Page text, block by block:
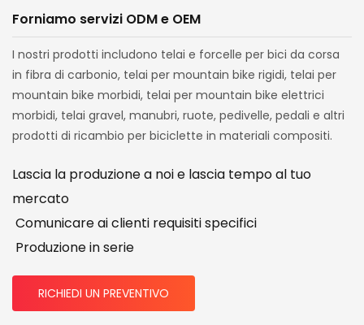
Forniamo servizi ODM e OEM
I nostri prodotti includono telai e forcelle per bici da corsa
in fibra di carbonio, telai per mountain bike rigidi, telai per
mountain bike morbidi, telai per mountain bike elettrici
morbidi, telai gravel, manubri, ruote, pedivelle, pedali e altri
prodotti di ricambio per biciclette in materiali compositi.
Lascia la produzione a noi e lascia tempo al tuo
mercato
Comunicare ai clienti requisiti specifici
Produzione in serie
RICHIEDI UN PREVENTIVO